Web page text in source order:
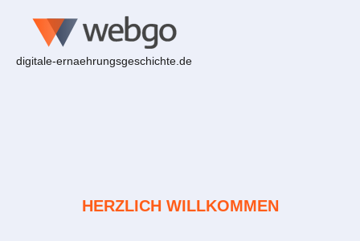
digitale-ernaehrungsgeschichte.de
HERZLICH WILLKOMMEN